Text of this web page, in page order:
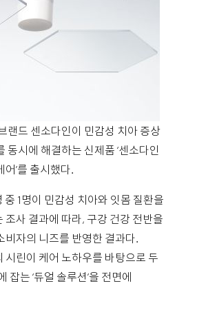
랜드 센소다인이 민감성 치아 증상
동시에 해결하는 신제품 ‘센소다인
’를 출시했다.
중 1명이 민감성 치아와 잇몸 질환을
조사 결과에 따라, 구강 건강 전반을
비자의 니즈를 반영한 결과다.
시린이 케어 노하우를 바탕으로 두
잡는 ‘듀얼 솔루션’을 전면에